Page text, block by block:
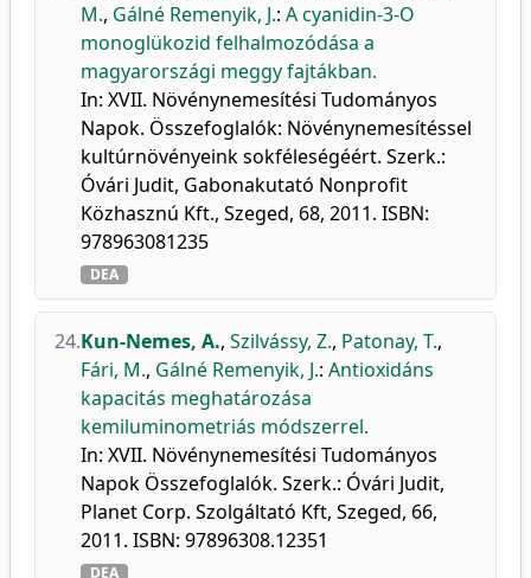
M., Gálné Remenyik, J.: A cyanidin-3-O
monoglükozid felhalmozódása a
magyarországi meggy fajtákban.
In: XVII. Növénynemesítési Tudományos
Napok. Összefoglalók: Növénynemesítéssel
kultúrnövényeink sokféleségéért. Szerk.:
Óvári Judit, Gabonakutató Nonprofit
Közhasznú Kft., Szeged, 68, 2011. ISBN:
978963081235
DEA
24.Kun-Nemes, A., Szilvássy, Z., Patonay, T.,
Fári, M., Gálné Remenyik, J.: Antioxidáns
kapacitás meghatározása
kemiluminometriás módszerrel.
In: XVII. Növénynemesítési Tudományos
Napok Összefoglalók. Szerk.: Óvári Judit,
Planet Corp. Szolgáltató Kft, Szeged, 66,
2011. ISBN: 97896308.12351
DEA